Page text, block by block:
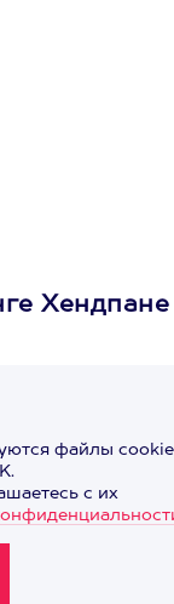
Хендпане
файлы cookie
с их